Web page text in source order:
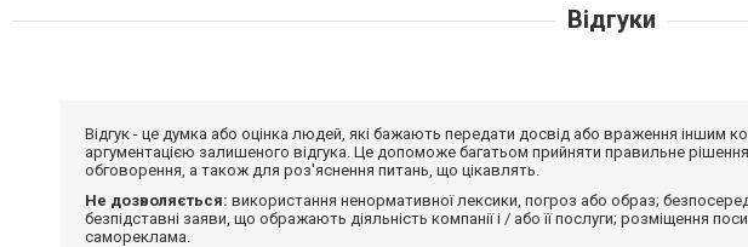
Відгуки
Відгук - це думка або оцінка людей, які бажають передати досвід або враження іншим
аргументацією залишеного відгука. Це допоможе багатьом прийняти правильне
обговорення, а також для роз'яснення питань, що цікавлять.
Не дозволяється: використання ненормативної лексики, погроз або образ;
безпідставні заяви, що ображають діяльність компанії і / або її послуги; розміщення
самореклама.